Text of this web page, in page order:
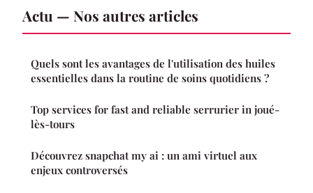
Actu — Nos autres articles
Quels sont les avantages de l'utilisation des huiles
essentielles dans la routine de soins quotidiens ?
Top services for fast and reliable serrurier in joué-
lès-tours
Découvrez snapchat my ai : un ami virtuel aux
enjeux controversés